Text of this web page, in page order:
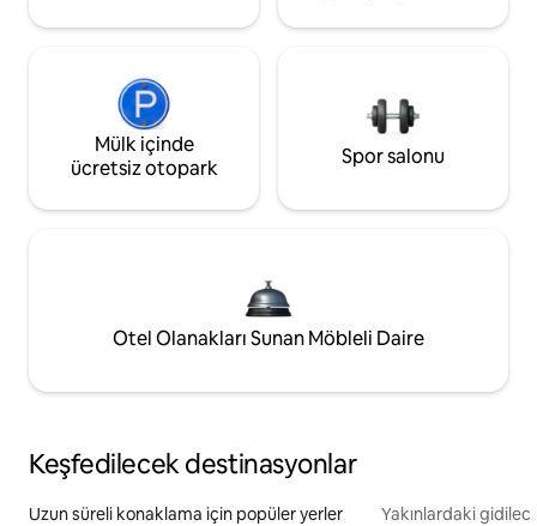
Mülk içinde
ücretsiz otopark
Spor salonu
Otel Olanakları Sunan Möbleli Daire
Keşfedilecek destinasyonlar
Uzun süreli konaklama için popüler yerler Yakınlardaki